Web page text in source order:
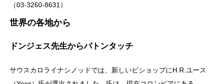
（03-3260-8631）
世界の各地から
ドンジェス先生からバトンタッチ
サウスカロライナシノッドでは、新しいビショップにH.R.ユース